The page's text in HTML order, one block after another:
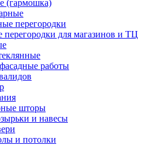
(гармошка)
перегородки
перегородки для магазинов и ТЦ
работы
шторы
и навесы
и потолки